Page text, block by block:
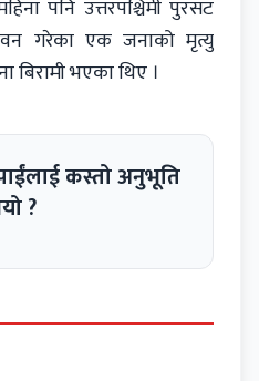
पनि उत्तरपश्चिमी पुरसट
सेवन गरेका एक जनाको मृत्यु
भएका थिए ।
कस्तो अनुभूति
?